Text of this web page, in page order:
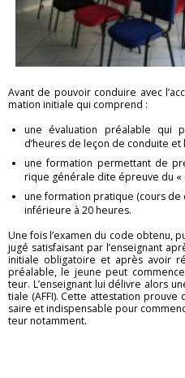
Avant de pou­voir conduire avec
ma­tion ini­tiale qui com­prend :
une éva­lua­tion préa­lable qui
d’heures de leçon de conduite et
une for­ma­tion per­met­tant de
rique gé­né­rale dite épreuve du «
une for­ma­tion pra­tique (cours
in­fé­rieure à 20 heures.
Une fois l’exa­men du code ob­tenu,
jugé sa­tis­fai­sant par l’en­sei­gnant
ini­tiale obli­ga­toire et après avoir
préa­lable, le jeune peut
teur. L’en­sei­gnant lui dé­livre alors
tiale (AFFI). Cette at­tes­ta­tion
saire et in­dis­pen­sable pour
teur no­tam­ment.